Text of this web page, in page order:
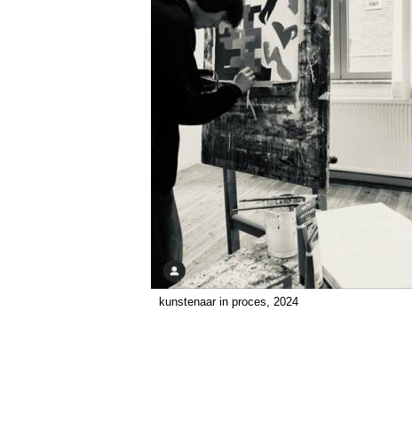
kunstenaar in proces, 2024